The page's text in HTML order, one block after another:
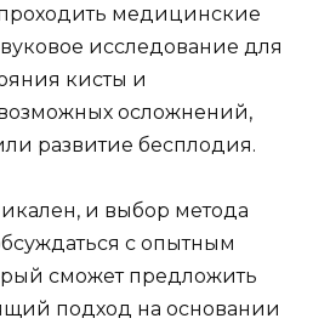
медицинские
исследование для
кисты и
осложнений,
развитие бесплодия.
и выбор метода
с опытным
сможет предложить
подход на основании